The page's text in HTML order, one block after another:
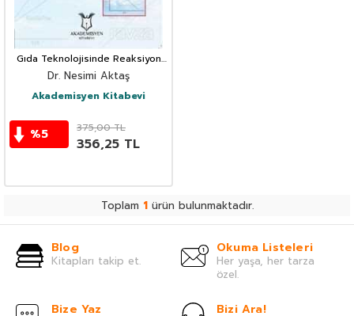
Gıda Teknolojisinde Reaksiyon
Kinetiği
Dr. Nesimi Aktaş
Akademisyen Kitabevi
%5 375,00TL
356,25 TL
Toplam 1ürün bulunmaktadır.
Blog
Kitapları takip et.
Okuma Listeleri
Her yaşa, her tarza
özel.
Bize Yaz Bizi Ara!